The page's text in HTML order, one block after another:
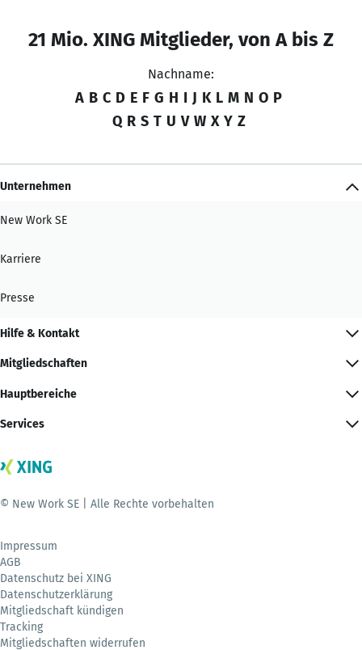
21 Mio. XING Mitglieder, von A bis Z
Nachname:
A B C D E F G H I J K L M N O P
Q R S T U V W X Y Z
Unternehmen
New Work SE
Karriere
Presse
Hilfe & Kontakt
Mitgliedschaften
Hauptbereiche
Services
© New Work SE | Alle Rechte vorbehalten
Impressum
AGB
Datenschutz bei XING
Datenschutzerklärung
Mitgliedschaft kündigen
Tracking
Mitgliedschaften widerrufen